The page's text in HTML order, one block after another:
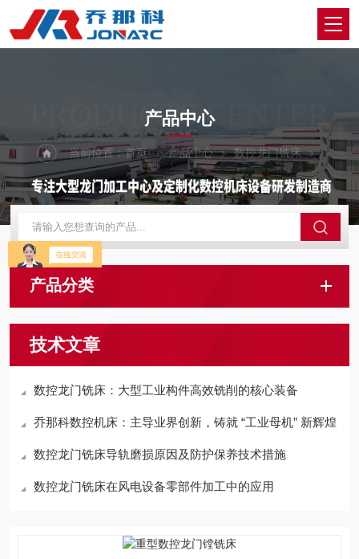
PRODUCTS CENTER
产品中心
当前位置：首页 产品中心 数控龙门铣床
产品分类
技术文章
数控龙门铣床：大型工业构件高效铣削的核心装备
乔那科数控机床：主导业界创新，铸就 “工业母机” 新辉煌
数控龙门铣床导轨磨损原因及防护保养技术措施
数控龙门铣床在风电设备零部件加工中的应用